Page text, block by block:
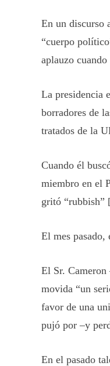
En un discurso
“cuerpo
aplauzo
La presidencia
borradores de
tratados de la
Cuando él
miembro en el
gritó “rubbish”
El mes pasado,
El Sr.
movida “un
favor de una
pujó por –y
En el pasado